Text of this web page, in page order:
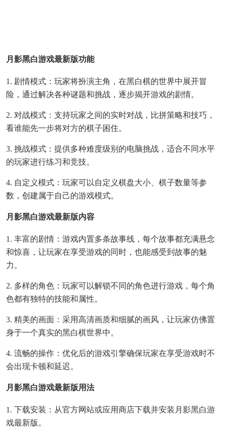
月影黑白游戏最新版功能
1. 剧情模式：玩家将扮演主角，在黑白棋的世界中展开冒
险，通过解决各种谜题和挑战，逐步揭开游戏的剧情。
2. 对战模式：支持玩家之间的实时对战，比拼策略和技巧，
看谁能先一步将对方的棋子困住。
3. 挑战模式：提供多种难度级别的电脑挑战，适合不同水平
的玩家进行练习和竞技。
4. 自定义模式：玩家可以自定义棋盘大小、棋子数量等参
数，创建属于自己的游戏模式。
月影黑白游戏最新版内容
1. 丰富的剧情：游戏内置多条故事线，每个故事都充满悬念
和惊喜，让玩家在享受游戏的同时，也能感受到故事的魅
力。
2. 多样的角色：玩家可以解锁不同的角色进行游戏，每个角
色都有独特的技能和属性。
3. 精美的画面：采用高清画质和细腻的画风，让玩家仿佛置
身于一个真实的黑白棋世界中。
4. 流畅的操作：优化后的游戏引擎确保玩家在享受游戏时不
会出现卡顿和延迟。
月影黑白游戏最新版用法
1. 下载安装：从官方网站或应用商店下载并安装月影黑白游
戏最新版。